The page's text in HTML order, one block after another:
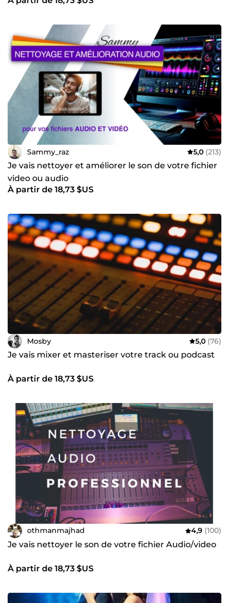
Sammy_raz 5,0 (213)
Je vais nettoyer et améliorer le son de votre fichier
video ou audio
À partir de 18,73 $US
Mosby 5,0 (76)
Je vais mixer et masteriser votre track ou podcast
À partir de 18,73 $US
othmanmajhad 4,9 (100)
Je vais nettoyer le son de votre fichier Audio/video
À partir de 18,73 $US